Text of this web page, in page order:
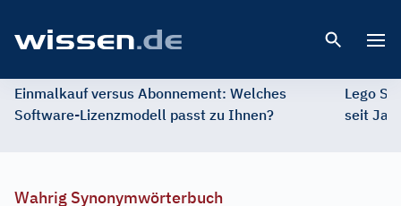
Einmalkauf versus Abonnement: Welches
Software-Lizenzmodell passt zu Ihnen?
Lego
seit
Wahrig Synonymwörterbuch